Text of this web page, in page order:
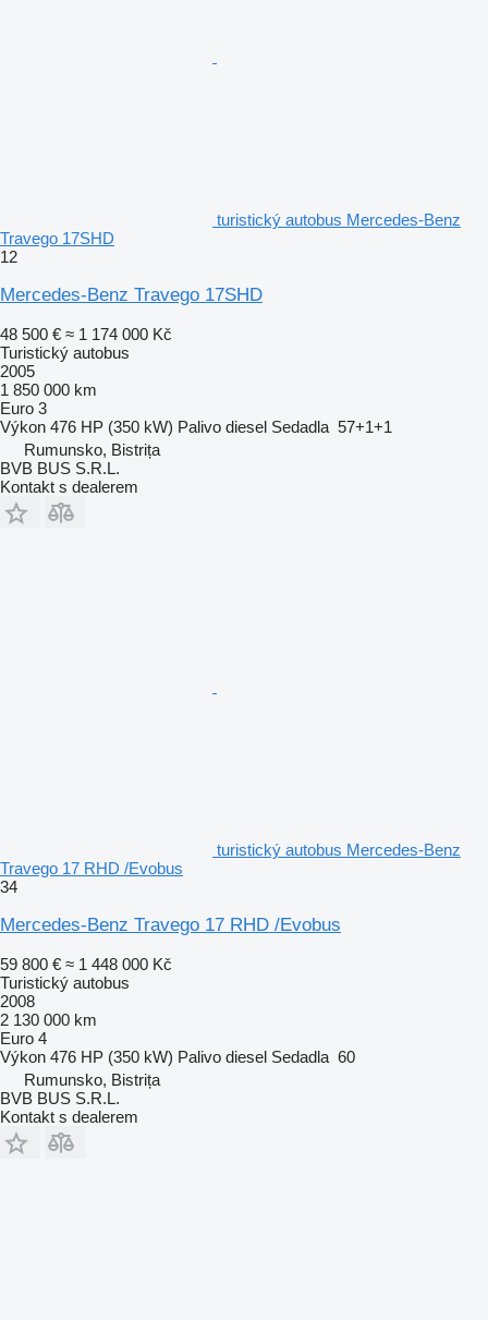
turistický autobus Mercedes-Benz
Travego 17SHD
12
Mercedes-Benz Travego 17SHD
48 500 € ≈ 1 174 000 Kč
Turistický autobus
2005
1 850 000 km
Euro 3
Výkon 476 HP (350 kW) Palivo diesel Sedadla 57+1+1
Rumunsko, Bistrița
BVB BUS S.R.L.
Kontakt s dealerem
turistický autobus Mercedes-Benz
Travego 17 RHD /Evobus
34
Mercedes-Benz Travego 17 RHD /Evobus
59 800 € ≈ 1 448 000 Kč
Turistický autobus
2008
2 130 000 km
Euro 4
Výkon 476 HP (350 kW) Palivo diesel Sedadla 60
Rumunsko, Bistrița
BVB BUS S.R.L.
Kontakt s dealerem